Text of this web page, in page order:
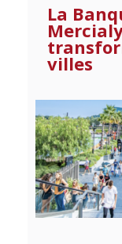
La
villes